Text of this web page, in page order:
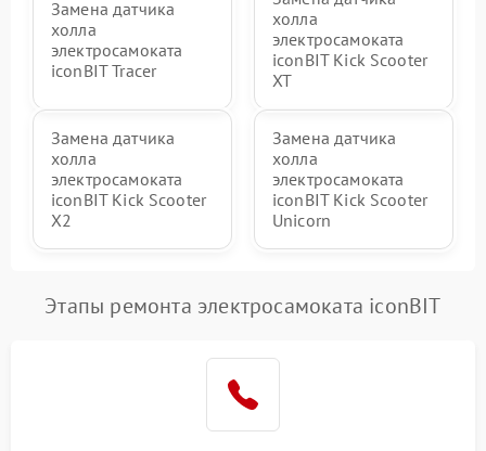
Замена датчика
холла
электросамоката
iconBIT Tracer
холла
электросамоката
iconBIT Kick Scooter
XT
Замена датчика
холла
электросамоката
iconBIT Kick Scooter
X2
Замена датчика
холла
электросамоката
iconBIT Kick Scooter
Unicorn
Этапы ремонта электросамоката iconBIT